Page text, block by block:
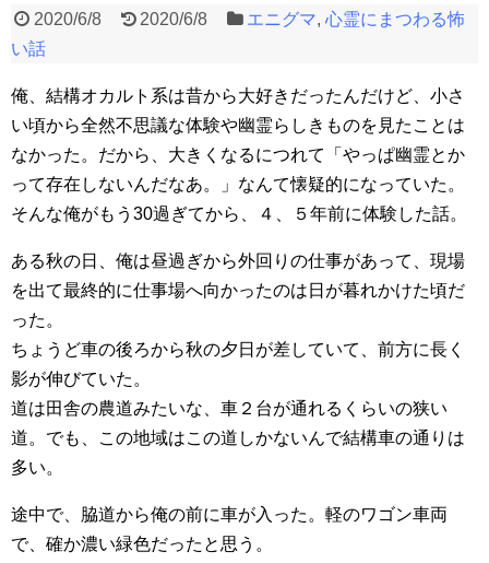
2020/6/8 2020/6/8 エニグマ,心霊にまつわる怖
い話
俺、結構オカルト系は昔から大好きだったんだけど、小さ
い頃から全然不思議な体験や幽霊らしきものを見たことは
なかった。だから、大きくなるにつれて「やっぱ幽霊とか
って存在しないんだなあ。」なんて懐疑的になっていた。
そんな俺がもう30過ぎてから、４、５年前に体験した話。
ある秋の日、俺は昼過ぎから外回りの仕事があって、現場
を出て最終的に仕事場へ向かったのは日が暮れかけた頃だ
った。
ちょうど車の後ろから秋の夕日が差していて、前方に長く
影が伸びていた。
道は田舎の農道みたいな、車２台が通れるくらいの狭い
道。でも、この地域はこの道しかないんで結構車の通りは
多い。
途中で、脇道から俺の前に車が入った。軽のワゴン車両
で、確か濃い緑色だったと思う。